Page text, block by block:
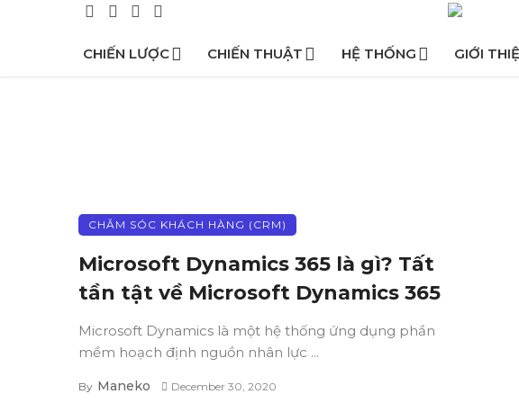
CHIẾN LƯỢC CHIẾN THUẬT HỆ THỐNG GIỚI
CHĂM SÓC KHÁCH HÀNG (CRM)
Microsoft Dynamics 365 là gì? Tất
tần tật về Microsoft Dynamics 365
Microsoft Dynamics là một hệ thống ứng dụng phần
mềm hoạch định nguồn nhân lực ...
By Maneko December 30, 2020